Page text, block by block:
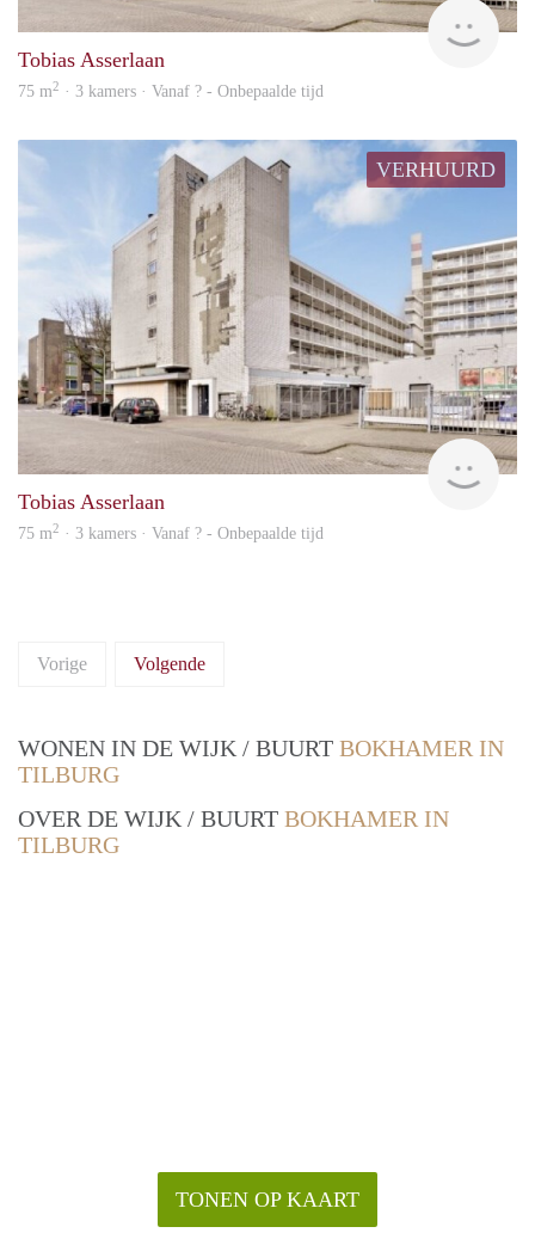
Tobias Asserlaan
75 m2 · 3 kamers · Vanaf ? - Onbepaalde tijd
VERHUURD
rent
Tobias Asserlaan
75 m2 · 3 kamers · Vanaf ? - Onbepaalde tijd
Vorige Volgende
WONEN IN DE WIJK / BUURT BOKHAMER IN
TILBURG
OVER DE WIJK / BUURT BOKHAMER IN
TILBURG
TONEN OP KAART